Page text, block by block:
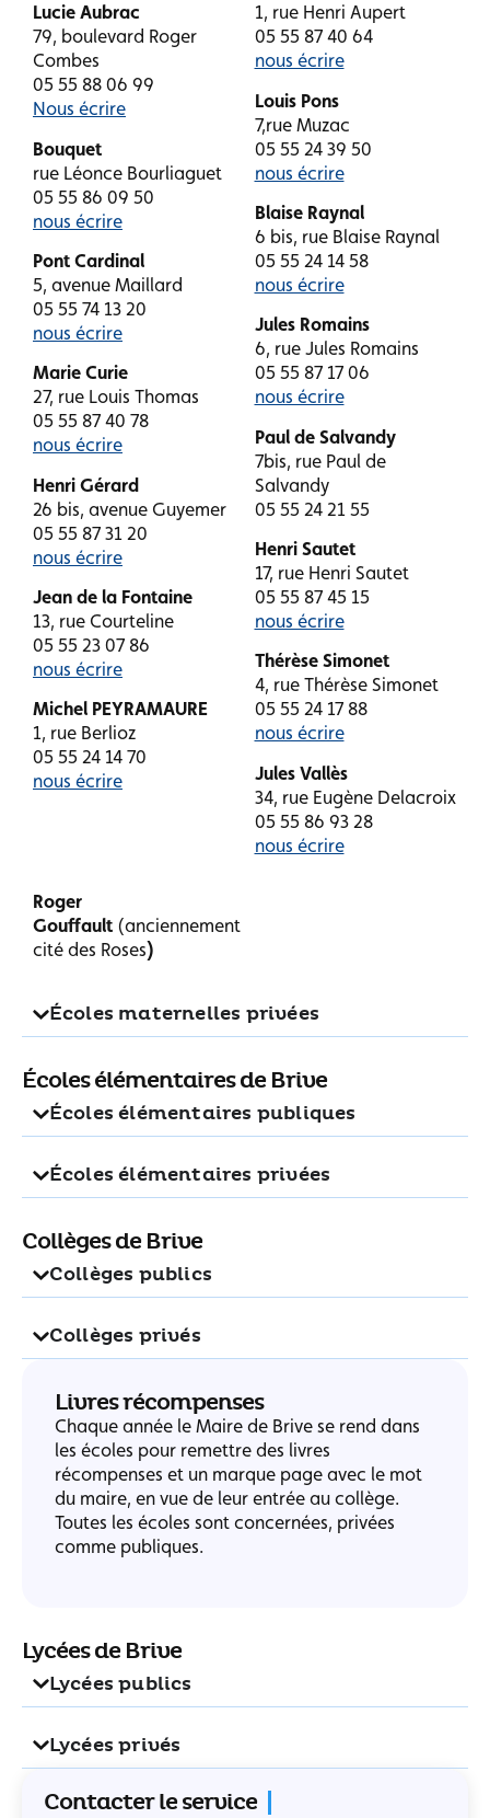
Contacter le service
Lucie Aubrac
79, boulevard Roger
Combes
05 55 88 06 99
Nous écrire
Bouquet
rue Léonce Bourliaguet
05 55 86 09 50
nous écrire
Pont Cardinal
5, avenue Maillard
05 55 74 13 20
nous écrire
Marie Curie
27, rue Louis Thomas
05 55 87 40 78
nous écrire
Henri Gérard
26 bis, avenue Guyemer
05 55 87 31 20
nous écrire
Jean de la Fontaine
13, rue Courteline
05 55 23 07 86
nous écrire
Michel PEYRAMAURE
1, rue Berlioz
05 55 24 14 70
nous écrire
Roger
Gouffault (anciennement
cité des Roses)
1, rue Henri Aupert
05 55 87 40 64
nous écrire
Louis Pons
7,rue Muzac
05 55 24 39 50
nous écrire
Blaise Raynal
6 bis, rue Blaise Raynal
05 55 24 14 58
nous écrire
Jules Romains
6, rue Jules Romains
05 55 87 17 06
nous écrire
Paul de Salvandy
7bis, rue Paul de
Salvandy
05 55 24 21 55
Henri Sautet
17, rue Henri Sautet
05 55 87 45 15
nous écrire
Thérèse Simonet
4, rue Thérèse Simonet
05 55 24 17 88
nous écrire
Jules Vallès
34, rue Eugène Delacroix
05 55 86 93 28
nous écrire
Écoles maternelles privées
Écoles élémentaires de Brive
Écoles élémentaires publiques
Écoles élémentaires privées
Collèges de Brive
Collèges publics
Collèges privés
Livres récompenses
Chaque année le Maire de Brive se rend dans
les écoles pour remettre des livres
récompenses et un marque page avec le mot
du maire, en vue de leur entrée au collège.
Toutes les écoles sont concernées, privées
comme publiques.
Lycées de Brive
Lycées publics
Lycées privés